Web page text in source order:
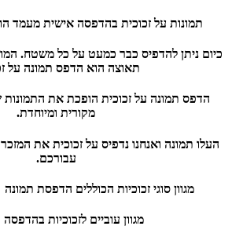
תמונות על זכוכית בהדפסה אישית מעמד
כיום ניתן להדפיס כבר כמעט על כל משטח.
תאוצה הוא הדפס תמונה על
הדפס תמונה על זכוכית הופכת את התמונות
מקורית ומיוחדת.
העלו תמונה ואנחנו נדפיס על זכוכית את
עבורכם.
מגוון סוגי זכוכיות הכוללים הדפסת
מגוון עוביים לזכוכיות